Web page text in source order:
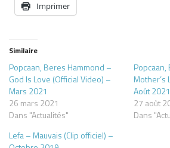
Imprimer
Similaire
Popcaan, Beres Hammond –
God Is Love (Official Video) –
Mars 2021
26 mars 2021
Dans "Actualités"
Mother’s
Août 2021
27 août
Dans
Lefa – Mauvais (Clip officiel) –